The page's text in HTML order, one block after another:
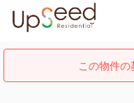
この物件の